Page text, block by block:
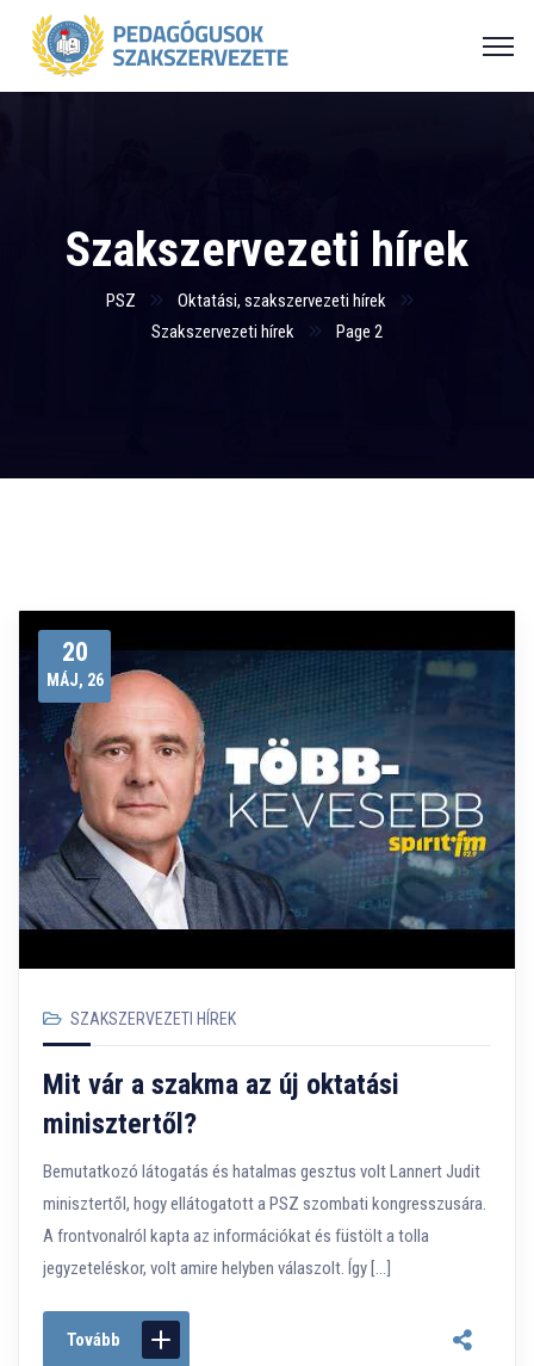
Szakszervezeti hírek
PSZ
Oktatási, szakszervezeti hírek
Szakszervezeti hírek
Page 2
20
MÁJ, 26
SZAKSZERVEZETI HÍREK
Mit vár a szakma az új oktatási
minisztertől?
Bemutatkozó látogatás és hatalmas gesztus volt Lannert Judit
minisztertől, hogy ellátogatott a PSZ szombati kongresszusára.
A frontvonalról kapta az információkat és füstölt a tolla
jegyzeteléskor, volt amire helyben válaszolt. Így […]
Tovább